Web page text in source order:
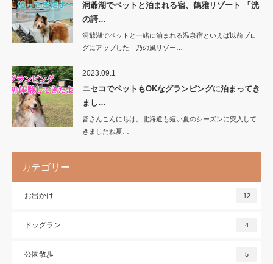
洞爺湖でペットと泊まれる宿、鶴雅リゾート 「洸
の謌…
洞爺湖でペットと一緒に泊まれる温泉宿といえば以前ブロ
グにアップした「乃の風リゾー…
2023.09.1
ニセコでペットもOKなグランピングに泊まってき
まし…
皆さんこんにちは。北海道も短い夏のシーズンに突入して
きましたね夏…
カテゴリー
お出かけ 12
ドッグラン 4
公園散歩 5